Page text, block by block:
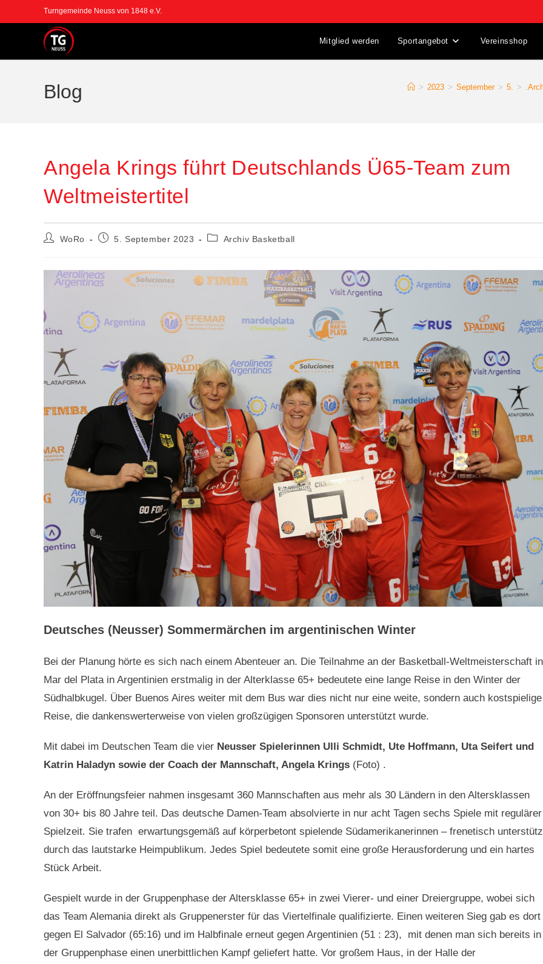
Inhalt
Turngemeinde Neuss von 1848 e.V.
Mitglied werden Sportangebot Vereinsshop
Blog > 2023 > September > 5. >
Angela Krings führt Deutschlands Ü65-Team zum
Weltmeistertitel
Beitrags-
WoRo
Beitrag5. September 2023
Beitrags-
Archiv Basketball
Deutsches (Neusser) Sommermärchen im argentinischen Winter
Bei der Planung hörte es sich nach einem Abenteuer an. Die Teilnahme an der Basketball-Weltmeisterschaft in
Mar del Plata in Argentinien erstmalig in der Alterklasse 65+ bedeutete eine lange Reise in den Winter der
Südhalbkugel. Über Buenos Aires weiter mit dem Bus war dies nicht nur eine weite, sondern auch kostspielige
Reise, die dankenswerterweise von vielen großzügigen Sponsoren unterstützt wurde.
Mit dabei im Deutschen Team die vier Neusser Spielerinnen Ulli Schmidt, Ute Hoffmann, Uta Seifert und
Katrin Haladyn sowie der Coach der Mannschaft, Angela Krings (Foto) .
An der Eröffnungsfeier nahmen insgesamt 360 Mannschaften aus mehr als 30 Ländern in den Altersklassen
von 30+ bis 80 Jahre teil. Das deutsche Damen-Team absolvierte in nur acht Tagen sechs Spiele mit regulärer
Spielzeit. Sie trafen erwartungsgemäß auf körperbetont spielende Südamerikanerinnen – frenetisch
durch das lautstarke Heimpublikum. Jedes Spiel bedeutete somit eine große Herausforderung und ein hartes
Stück Arbeit.
Gespielt wurde in der Gruppenphase der Altersklasse 65+ in zwei Vierer- und einer Dreiergruppe, wobei sich
das Team Alemania direkt als Gruppenerster für das Viertelfinale qualifizierte. Einen weiteren Sieg gab es dort
gegen El Salvador (65:16) und im Halbfinale erneut gegen Argentinien (51 : 23), mit denen man sich bereits in
der Gruppenphase einen unerbittlichen Kampf geliefert hatte. Vor großem Haus, in der Halle der